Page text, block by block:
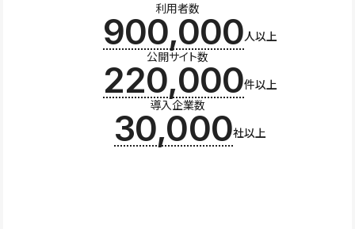
利用者数
900,000人以上
公開サイト数
220,000件以上
導入企業数
30,000社以上